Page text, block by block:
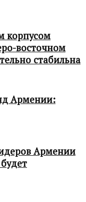
корпусом
восточном
стабильна
Армении:
Армении